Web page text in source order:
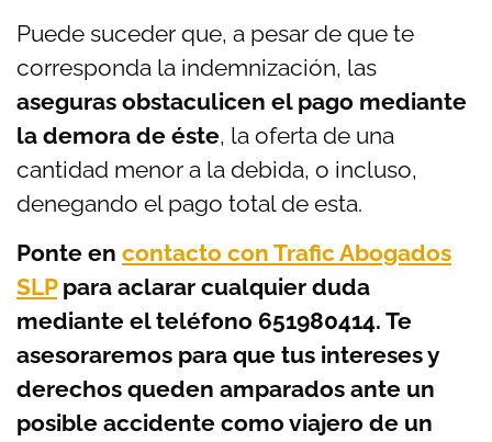
Puede suceder que, a pesar de que te
corresponda la indemnización, las
aseguras obstaculicen el pago mediante
la demora de éste, la oferta de una
cantidad menor a la debida, o incluso,
denegando el pago total de esta.
Ponte en contacto con Trafic Abogados
SLPpara aclarar cualquier duda
mediante el teléfono 651980414. Te
asesoraremos para que tus intereses y
derechos queden amparados ante un
posible accidente como viajero de un